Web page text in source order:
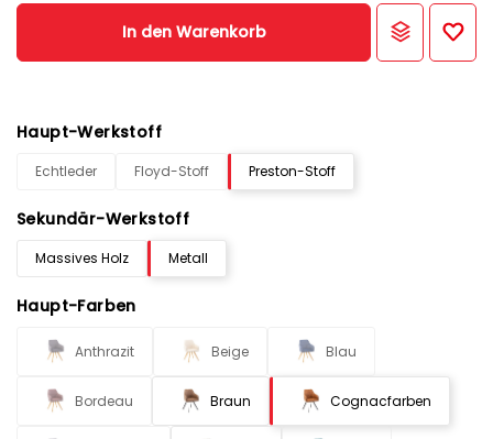
In den Warenkorb
Haupt-Werkstoff
Echtleder Floyd-Stoff Preston-Stoff
Sekundär-Werkstoff
Massives Holz Metall
Haupt-Farben
Anthrazit Beige Blau
Bordeau Braun Cognacfarben